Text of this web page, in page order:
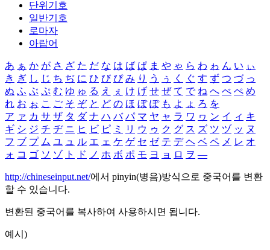
단위기호
일반기호
로마자
아랍어
あ ぁ か が さ ざ た だ な は ば ぱ ま や ゃ ら わ ゎ ん い ぃ
き ぎ し じ ち ぢ に ひ び ぴ み り う ぅ く ぐ す ず つ づ っ
ぬ ふ ぶ ぷ む ゆ ゅ る え ぇ け げ せ ぜ て で ね へ べ ぺ め
れ お ぉ こ ご そ ぞ と ど の ほ ぼ ぽ も よ ょ ろ を
ア ァ カ サ ザ タ ダ ナ ハ バ パ マ ヤ ャ ラ ワ ヮ ン イ ィ キ
ギ シ ジ チ ヂ ニ ヒ ビ ピ ミ リ ウ ゥ ク グ ス ズ ツ ヅ ッ ヌ
フ ブ プ ム ユ ュ ル エ ェ ケ ゲ セ ゼ テ デ ヘ ベ ペ メ レ オ
ォ コ ゴ ソ ゾ ト ド ノ ホ ボ ポ モ ヨ ョ ロ ヲ ―
http://chineseinput.net/에서 pinyin(병음)방식으로 중국어를 변환
할 수 있습니다.
변환된 중국어를 복사하여 사용하시면 됩니다.
예시)